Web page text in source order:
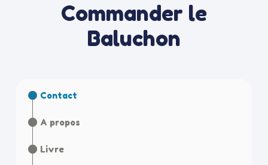
Commander le
Baluchon
Contact
A propos
Livre